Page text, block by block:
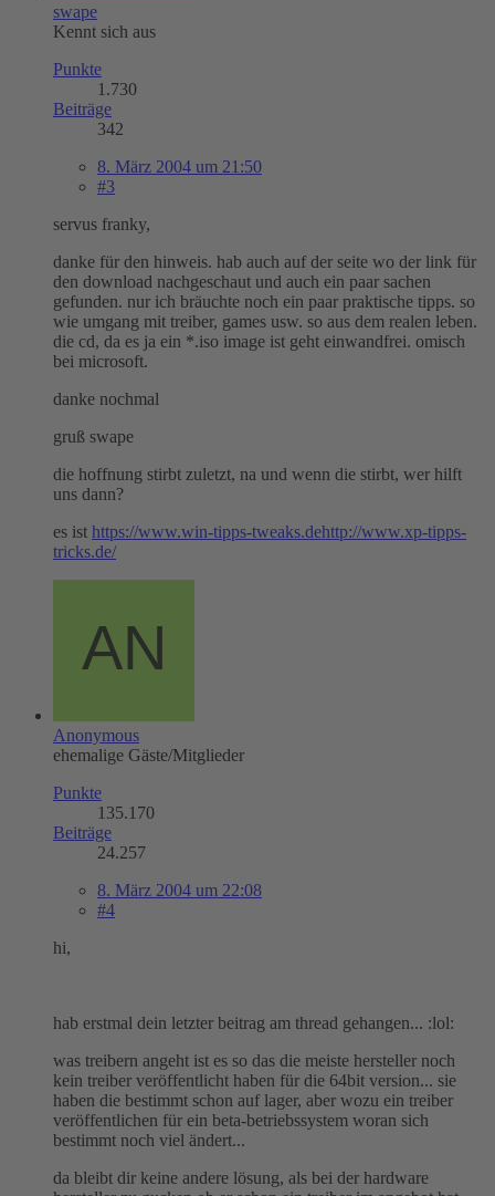
swape
Kennt sich aus
Punkte
1.730
Beiträge
342
8. März 2004 um 21:50
#3
servus franky,
danke für den hinweis. hab auch auf der seite wo der link für
den download nachgeschaut und auch ein paar sachen
gefunden. nur ich bräuchte noch ein paar praktische tipps. so
wie umgang mit treiber, games usw. so aus dem realen leben.
die cd, da es ja ein *.iso image ist geht einwandfrei. omisch
bei microsoft.
danke nochmal
gruß swape
die hoffnung stirbt zuletzt, na und wenn die stirbt, wer hilft
uns dann?
es ist https://www.win-tipps-tweaks.dehttp://www.xp-tipps-
tricks.de/
Anonymous
ehemalige Gäste/Mitglieder
Punkte
135.170
Beiträge
24.257
8. März 2004 um 22:08
#4
hi,
hab erstmal dein letzter beitrag am thread gehangen... :lol:
was treibern angeht ist es so das die meiste hersteller noch
kein treiber veröffentlicht haben für die 64bit version... sie
haben die bestimmt schon auf lager, aber wozu ein treiber
veröffentlichen für ein beta-betriebssystem woran sich
bestimmt noch viel ändert...
da bleibt dir keine andere lösung, als bei der hardware